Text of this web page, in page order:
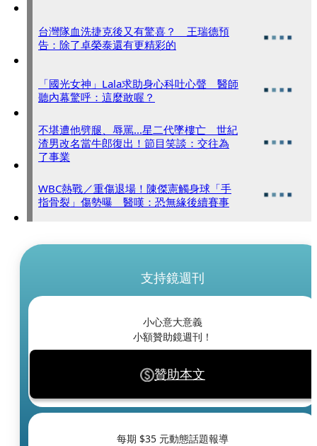
台灣隊血洗捷克後又有驚喜？ 王瑞德預
告：除了卓榮泰還有更精彩的
「國光女神」Lala求助身心科吐心聲 醫師
聽內幕驚呼：這麼敢喔？
不堪遭他劈腿、辱罵...星二代墜樓亡 世紀
渣男改名當牛郎復出！節目笑談：交往為
了事業
WBC熱戰／重傷退場！陳傑憲觸身球「手
指骨裂」傷勢曝 醫嘆：恐無緣後續賽事
支持鏡週刊
小心意大意義
小額贊助鏡週刊！
贊助本文
每期 $35 元動態話題報導